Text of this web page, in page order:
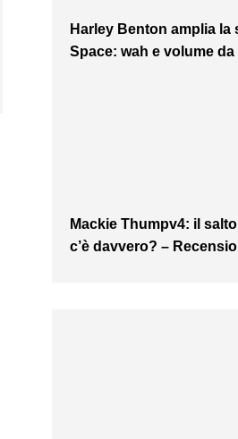
Harley Benton amplia la
Space: wah e volume da
Mackie Thumpv4: il
c’è davvero? –